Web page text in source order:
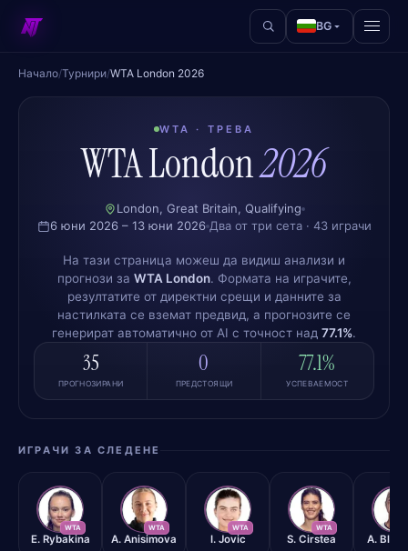
BG
Начало/Турнири/WTA London 2026
WTA · ТРЕВА
WTA London2026
London, Great Britain, Qualifying
6 юни 2026 – 13 юни 2026 Два от три сета · 43 играчи
На тази страница можеш да видиш анализи и
прогнози за WTA London. Формата на играчите,
резултатите от директни срещи и данните за
настилката се вземат предвид, а прогнозите се
генерират автоматично от AI с точност над 77.1%.
35
ПРОГНОЗИРАНИ
0
ПРЕДСТОЯЩИ
77.1%
УСПЕВАЕМОСТ
ИГРАЧИ ЗА СЛЕДЕНЕ
ER
WTA
E. Rybakina
AA
WTA
A. Anisimova
IJ
WTA
I. Jovic
SC
WTA
S. Cirstea
AB
A.